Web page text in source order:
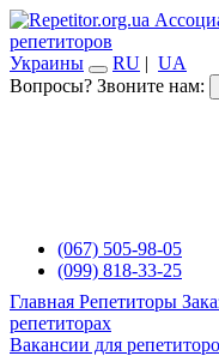
репетиторов
Украины
RU | UA
Вопросы? Звоните нам:
(067) 505-98-05
(099) 818-33-25
Главная Репетиторы
репетиторах
Вакансии для